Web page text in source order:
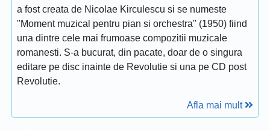
a fost creata de Nicolae Kirculescu si se numeste
''Moment muzical pentru pian si orchestra'' (1950) fiind
una dintre cele mai frumoase compozitii muzicale
romanesti. S-a bucurat, din pacate, doar de o singura
editare pe disc inainte de Revolutie si una pe CD post
Revolutie.
Afla mai mult